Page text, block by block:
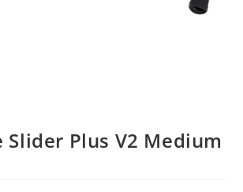
Slider Plus V2 Medium